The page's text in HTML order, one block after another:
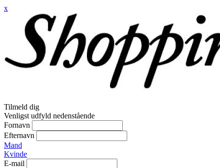
x
Tilmeld dig
Venligst udfyld nedenstående
Fornavn
Efternavn
Mand
Kvinde
E-mail